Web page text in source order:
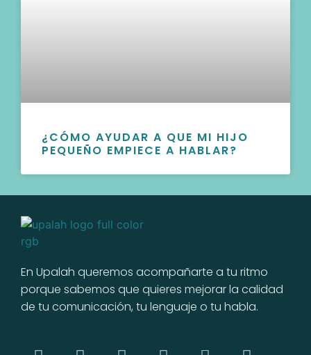
¿CÓMO AYUDAR A QUE MI HIJO
PEQUEÑO EMPIECE A HABLAR?
En Upalah queremos acompañarte a tu ritmo
porque sabemos que quieres mejorar la calidad
de tu comunicación, tu lenguaje o tu habla.